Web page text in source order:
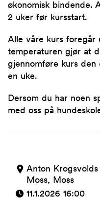
økonomisk bindende.
2 uker før kursstart.
Alle våre kurs
temperaturen gjør at
gjennomføre kurs
en uke.
Dersom du har noen
med oss på
Anton Krogsvolds
Moss, Moss
11.1.2026 16:00